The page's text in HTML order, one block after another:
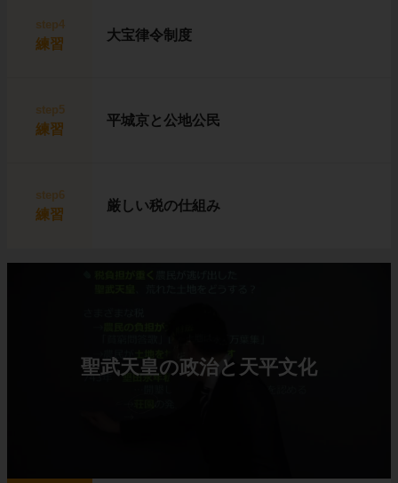
step4
練習
大宝律令制度
step5
練習
平城京と公地公民
step6
練習
厳しい税の仕組み
聖武天皇の政治と天平文化